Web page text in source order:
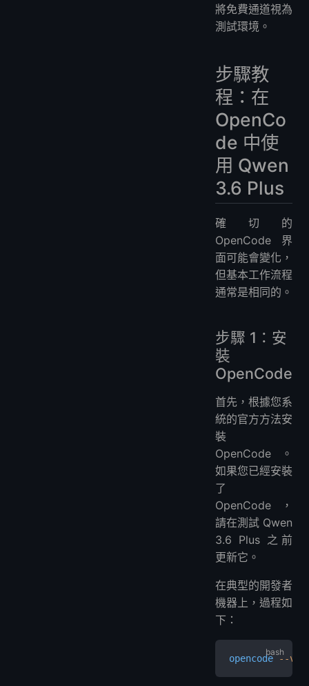
將免費通道視為
測試環境。
步驟教
程：在
OpenCo
de 中使
用 Qwen
3.6 Plus
確切的
OpenCode 界
面可能會變化，
但基本工作流程
通常是相同的。
步驟 1：安
裝
OpenCode
首先，根據您系
統的官方方法安
裝
OpenCode。
如果您已經安裝
了
OpenCode，
請在測試 Qwen
3.6 Plus 之前
更新它。
在典型的開發者
機器上，過程如
下：
opencode --